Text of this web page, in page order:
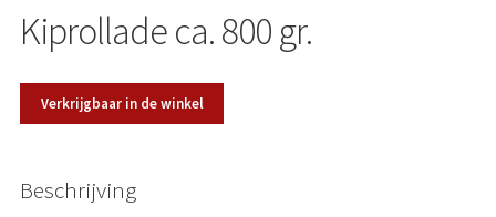
Kiprollade ca. 800 gr.
Verkrijgbaar in de winkel
Beschrijving